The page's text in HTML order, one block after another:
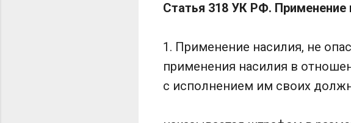
Статья 318 УК РФ. Применение
1. Применение насилия, не
применения насилия в
с исполнением им своих